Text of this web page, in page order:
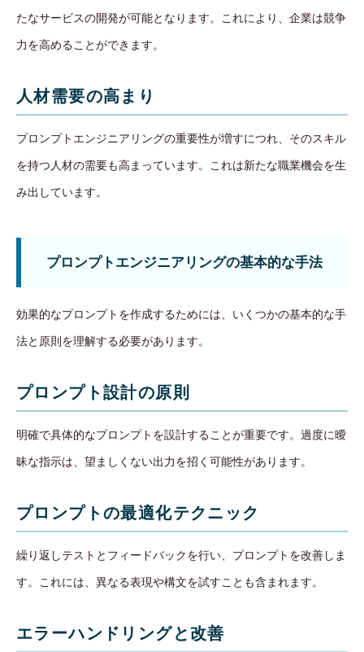
たなサービスの開発が可能となります。これにより、企業は競争
力を高めることができます。
人材需要の高まり
プロンプトエンジニアリングの重要性が増すにつれ、そのスキル
を持つ人材の需要も高まっています。これは新たな職業機会を生
み出しています。
プロンプトエンジニアリングの基本的な手法
効果的なプロンプトを作成するためには、いくつかの基本的な手
法と原則を理解する必要があります。
プロンプト設計の原則
明確で具体的なプロンプトを設計することが重要です。過度に曖
昧な指示は、望ましくない出力を招く可能性があります。
プロンプトの最適化テクニック
繰り返しテストとフィードバックを行い、プロンプトを改善しま
す。これには、異なる表現や構文を試すことも含まれます。
エラーハンドリングと改善